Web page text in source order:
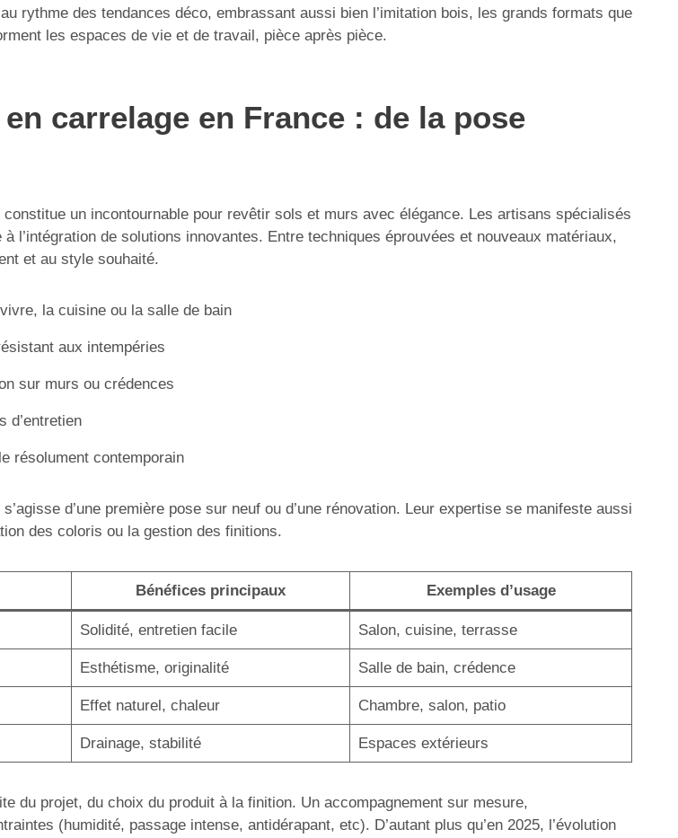
rythme des tendances déco, embrassant aussi bien l’imitation bois, les grands formats que
les espaces de vie et de travail, pièce après pièce.
carrelage en France : de la pose
un incontournable pour revêtir sols et murs avec élégance. Les artisans spécialisés
l’intégration de solutions innovantes. Entre techniques éprouvées et nouveaux matériaux,
et au style souhaité.
la cuisine ou la salle de bain
aux intempéries
sur murs ou crédences
d’entretien
résolument contemporain
d’une première pose sur neuf ou d’une rénovation. Leur expertise se manifeste aussi
des coloris ou la gestion des finitions.
Bénéfices principaux Exemples d’usage
Solidité, entretien facile Salon, cuisine, terrasse
Esthétisme, originalité Salle de bain, crédence
Effet naturel, chaleur Chambre, salon, patio
Drainage, stabilité Espaces extérieurs
du projet, du choix du produit à la finition. Un accompagnement sur mesure,
(humidité, passage intense, antidérapant, etc). D’autant plus qu’en 2025, l’évolution